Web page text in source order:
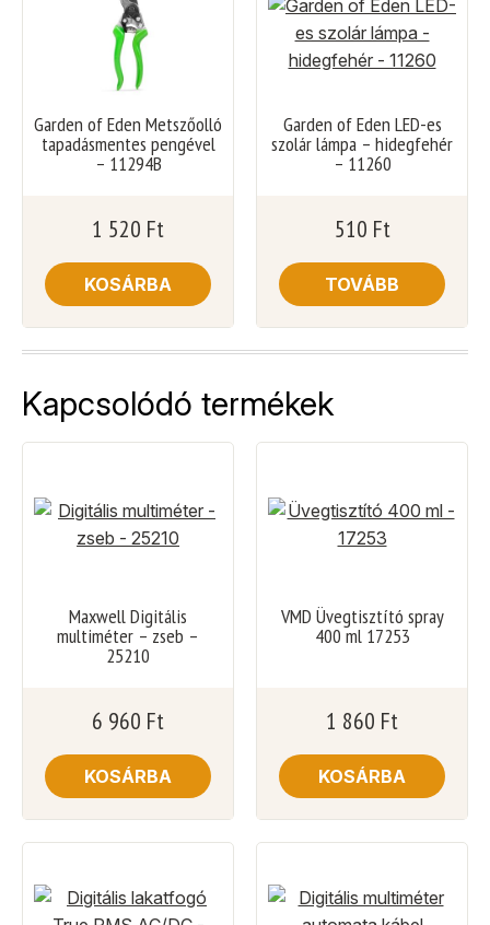
Garden of Eden Metszőolló
tapadásmentes pengével
– 11294B
1 520 Ft
KOSÁRBA
Garden of Eden LED-es
szolár lámpa – hidegfehér
– 11260
510 Ft
TOVÁBB
Kapcsolódó termékek
Maxwell Digitális
multiméter – zseb –
25210
6 960 Ft
KOSÁRBA
VMD Üvegtisztító spray
400 ml 17253
1 860 Ft
KOSÁRBA